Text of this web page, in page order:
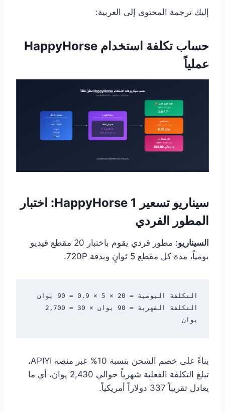
إليك ترجمة المحتوى إلى العربية:
حساب تكلفة استخدام HappyHorse
عملياً
سيناريو تسعير HappyHorse 1: اختبار
المطور الفردي
السيناريو
: مطور فردي يقوم باختبار 20 مقطع فيديو
يومياً، مدة كل مقطع 5 ثوانٍ وبدقة 720P.
يوان
بناءً على خصم الشحن بنسبة 10% عبر منصة APIYI،
تبلغ التكلفة الفعلية شهرياً حوالي 2,430 يوان، أي ما
يعادل تقريباً 337 دولاراً أمريكياً.